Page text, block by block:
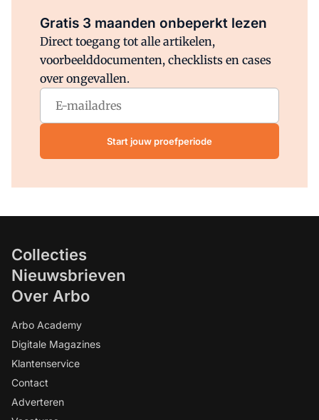
Gratis 3 maanden onbeperkt lezen
Direct toegang tot alle artikelen,
voorbeelddocumenten, checklists en cases
over ongevallen.
Start jouw proefperiode
Collecties
Nieuwsbrieven
Over Arbo
Arbo Academy
Digitale Magazines
Klantenservice
Contact
Adverteren